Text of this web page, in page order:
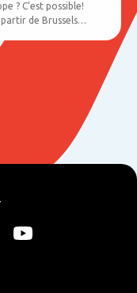
? C’est possible!
de Brussels
Héraklion, capitale de
Egée. Et à partir du
à Corfou, l’île
Prêt à boucler